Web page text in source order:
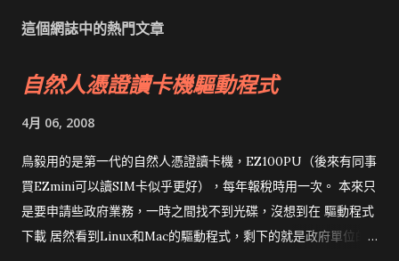
這個網誌中的熱門文章
自然人憑證讀卡機驅動程式
4月 06, 2008
鳥毅用的是第一代的自然人憑證讀卡機，EZ100PU（後來有同事
買EZmini可以讀SIM卡似乎更好），每年報稅時用一次。 本來只
是要申請些政府業務，一時之間找不到光碟，沒想到在 驅動程式
下載 居然看到Linux和Mac的驅動程式，剩下的就是政府單位的